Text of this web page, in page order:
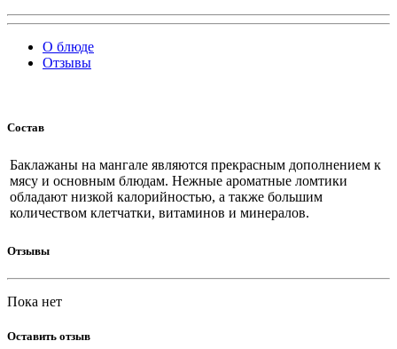
О блюде
Отзывы
Состав
Баклажаны на мангале являются прекрасным дополнением к
мясу и основным блюдам. Нежные ароматные ломтики
обладают низкой калорийностью, а также большим
количеством клетчатки, витаминов и минералов.
Отзывы
Пока нет
Оставить отзыв